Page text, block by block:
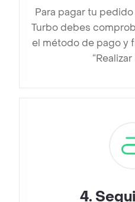
Para pagar tu
Turbo debes
el método de pago y
4.